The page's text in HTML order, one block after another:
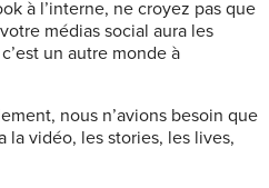
à l’interne, ne croyez pas que
médias social aura les
un autre monde à
nous n’avions besoin que
la vidéo, les stories, les lives,